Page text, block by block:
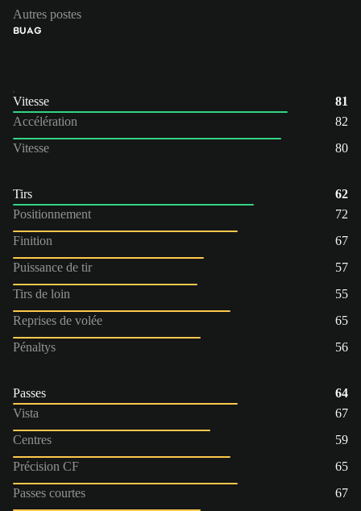
Autres postes
BUAG
Vitesse
81
Accélération
82
Vitesse
80
Tirs
62
Positionnement
72
Finition
67
Puissance de tir
57
Tirs de loin
55
Reprises de volée
65
Pénaltys
56
Passes
64
Vista
67
Centres
59
Précision CF
65
Passes courtes
67